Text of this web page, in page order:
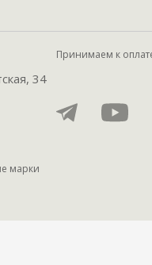
34
марки
Принимаем к